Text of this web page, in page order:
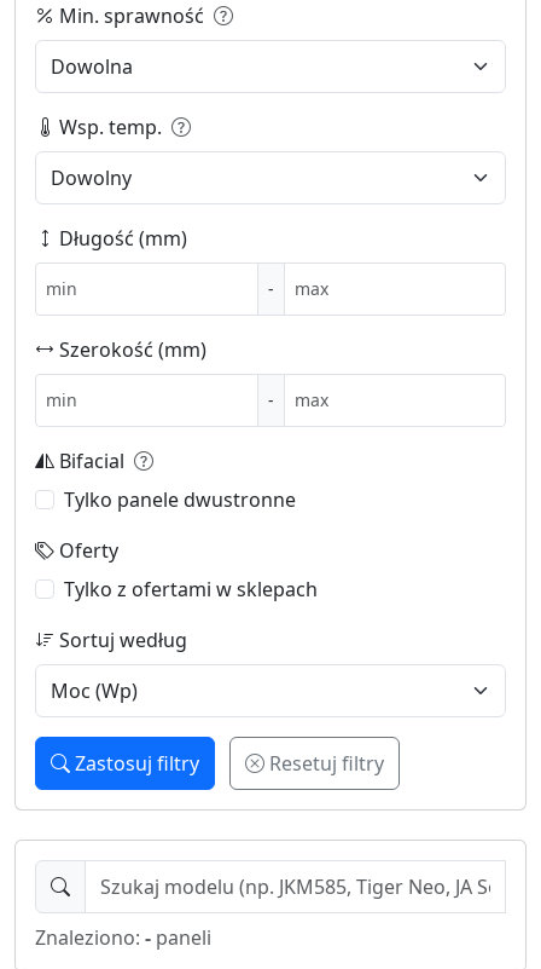
Min. sprawność
Wsp. temp.
Długość (mm)
-
Szerokość (mm)
-
Bifacial
Tylko panele dwustronne
Oferty
Tylko z ofertami w sklepach
Sortuj według
Zastosuj filtry Resetuj filtry
Znaleziono: - paneli